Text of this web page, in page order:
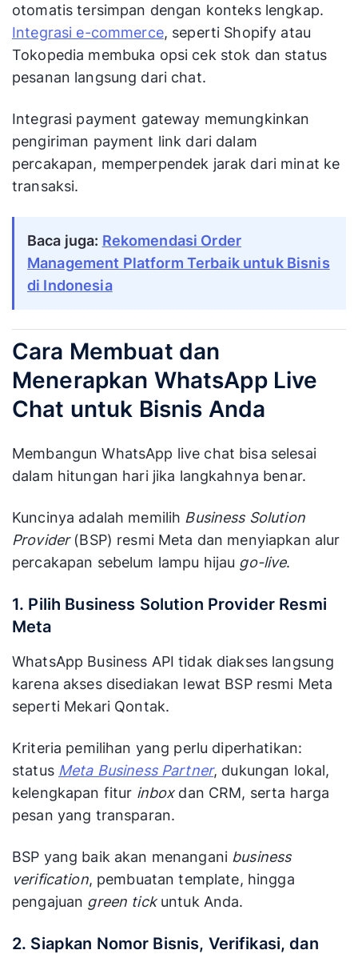
otomatis tersimpan dengan konteks lengkap.
Integrasi e-commerce, seperti Shopify atau
Tokopedia membuka opsi cek stok dan status
pesanan langsung dari chat.
Integrasi payment gateway memungkinkan
pengiriman payment link dari dalam
percakapan, memperpendek jarak dari minat ke
transaksi.
Baca juga: Rekomendasi Order
Management Platform Terbaik untuk Bisnis
di Indonesia
Cara Membuat dan
Menerapkan WhatsApp Live
Chat untuk Bisnis Anda
Membangun WhatsApp live chat bisa selesai
dalam hitungan hari jika langkahnya benar.
Kuncinya adalah memilih Business Solution
Provider(BSP) resmi Meta dan menyiapkan alur
percakapan sebelum lampu hijau go-live.
1. Pilih Business Solution Provider Resmi
Meta
WhatsApp Business API tidak diakses langsung
karena akses disediakan lewat BSP resmi Meta
seperti Mekari Qontak.
Kriteria pemilihan yang perlu diperhatikan:
status Meta Business Partner, dukungan lokal,
kelengkapan fitur inboxdan CRM, serta harga
pesan yang transparan.
BSP yang baik akan menangani business
verification, pembuatan template, hingga
pengajuan green tickuntuk Anda.
2. Siapkan Nomor Bisnis, Verifikasi, dan